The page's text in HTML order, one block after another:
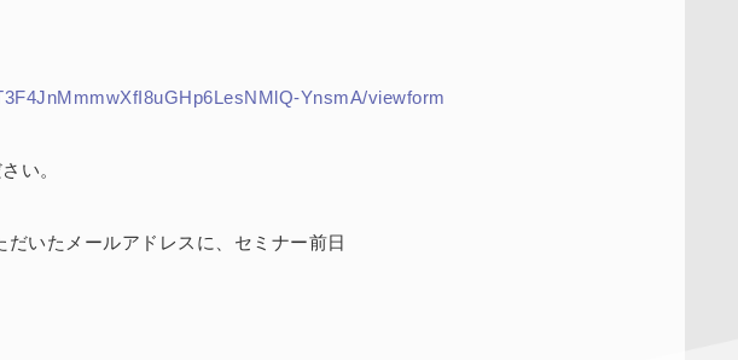
YnsmA/viewform
い。
いたメールアドレスに、セミナー前日